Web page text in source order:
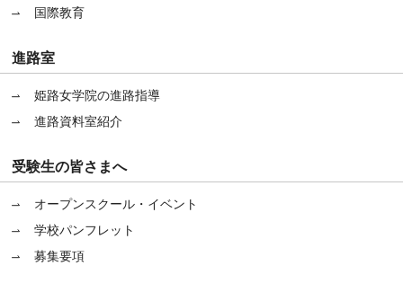
国際教育
進路室
姫路女学院の進路指導
進路資料室紹介
受験生の皆さまへ
オープンスクール・イベント
学校パンフレット
募集要項